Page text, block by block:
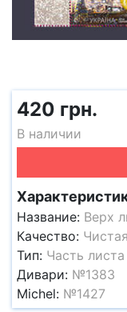
420 грн.
В наличии
Название: Верх
Качество:
Тип: Часть листа
Дивари: №1383
Michel: №1427